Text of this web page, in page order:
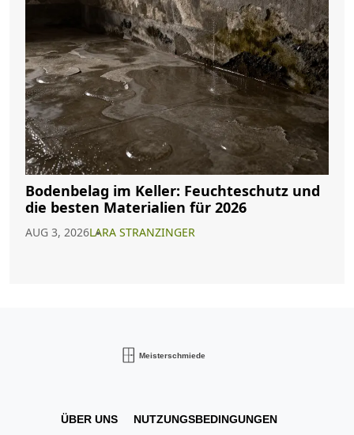
Bodenbelag im Keller: Feuchteschutz und
die besten Materialien für 2026
AUG 3, 2026LARA STRANZINGER
ÜBER UNS NUTZUNGSBEDINGUNGEN